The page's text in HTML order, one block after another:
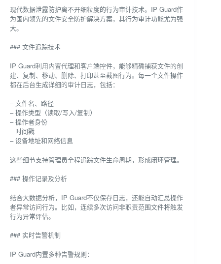
现代数据泄露防护离不开细粒度的行为审计技术。IP Guard作
为国内领先的文件安全防护解决方案，其行为审计功能尤为强
大。
### 文件追踪技术
IP Guard利用内置代理和客户端控件，能够精确捕获文件的创
建、复制、移动、删除、打印甚至截图行为。每一个文件操作
都在后台生成详细的审计日志，包括：
– 文件名、路径
– 操作类型（读取/写入/复制）
– 操作者身份
– 时间戳
– 设备地址和网络信息
这些细节支持管理员全程追踪文件生命周期，形成闭环管理。
### 操作记录及分析
结合大数据分析，IP Guard不仅保存日志，还能自动汇总操作
者异常访问行为。比如，连续多次访问非职责范围文件将触发
行为异常评估。
### 实时告警机制
IP Guard内置多种告警规则：